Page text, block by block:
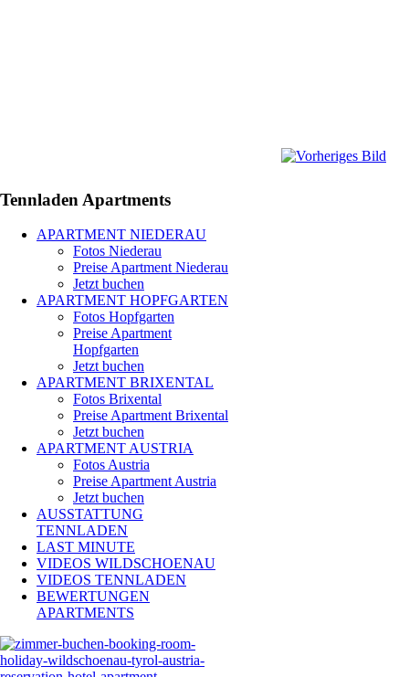
Tennladen Apartments
APARTMENT NIEDERAU
Fotos Niederau
Preise Apartment Niederau
Jetzt buchen
APARTMENT HOPFGARTEN
Fotos Hopfgarten
Preise Apartment
Hopfgarten
Jetzt buchen
APARTMENT BRIXENTAL
Fotos Brixental
Preise Apartment Brixental
Jetzt buchen
APARTMENT AUSTRIA
Fotos Austria
Preise Apartment Austria
Jetzt buchen
AUSSTATTUNG
TENNLADEN
LAST MINUTE
VIDEOS WILDSCHOENAU
VIDEOS TENNLADEN
BEWERTUNGEN
APARTMENTS